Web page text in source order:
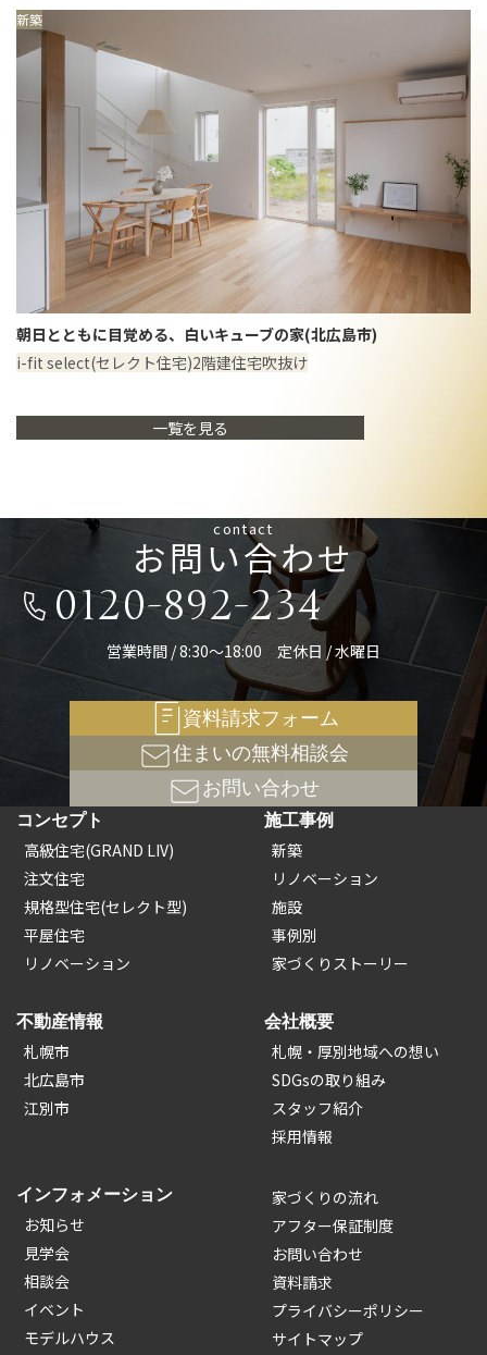
新築
朝日とともに目覚める、白いキューブの家(北広島市)
i-fit select(セレクト住宅)2階建住宅吹抜け
一覧を見る
contact
お問い合わせ
0120-892-234
営業時間 / 8:30～18:00 定休日 / 水曜日
資料請求フォーム
住まいの無料相談会
お問い合わせ
コンセプト
高級住宅(GRAND LIV)
注文住宅
規格型住宅(セレクト型)
平屋住宅
リノベーション
施工事例
新築
リノベーション
施設
事例別
家づくりストーリー
不動産情報
札幌市
北広島市
江別市
会社概要
札幌・厚別地域への想い
SDGsの取り組み
スタッフ紹介
採用情報
インフォメーション
お知らせ
見学会
相談会
イベント
モデルハウス
家づくりの流れ
アフター保証制度
お問い合わせ
資料請求
プライバシーポリシー
サイトマップ